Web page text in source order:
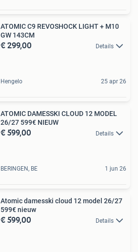
ATOMIC C9 REVOSHOCK LIGHT + M10
GW 143CM
€ 299,00 Details
Hengelo 25 apr 26
ATOMIC DAMESSKI CLOUD 12 MODEL
26/27 599€ NIEUW
€ 599,00 Details
BERINGEN, BE 1 jun 26
Atomic damesski cloud 12 model 26/27
599€ nieuw
€ 599,00 Details